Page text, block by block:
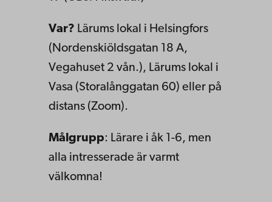
Var? Lärums lokal i Helsingfors
(Nordenskiöldsgatan 18 A,
Vegahuset 2 vån.), Lärums lokal i
Vasa (Storalånggatan 60) eller på
distans (Zoom).
Målgrupp: Lärare i åk 1-6, men
alla intresserade är varmt
välkomna!